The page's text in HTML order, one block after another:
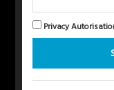
Privacy